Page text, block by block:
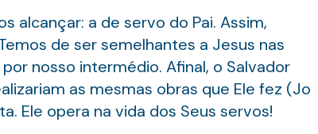
alcançar: a de servo do Pai. Assim,
de ser semelhantes a Jesus nas
nosso intermédio. Afinal, o Salvador
as mesmas obras que Ele fez (Jo
Ele opera na vida dos Seus servos!